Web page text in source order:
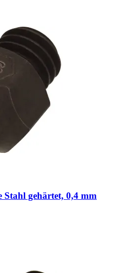
Stahl gehärtet, 0,4 mm